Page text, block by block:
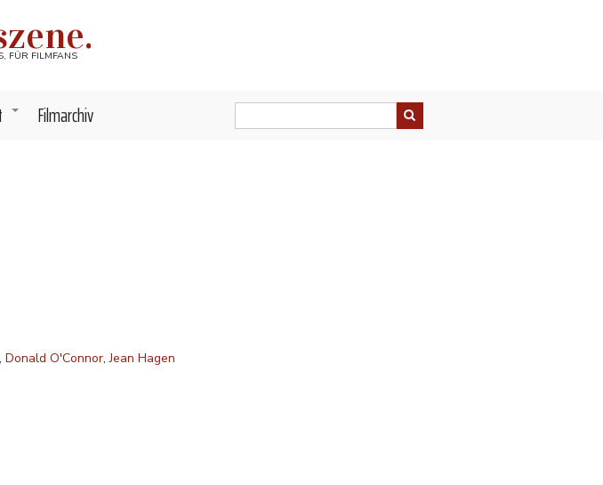
FÜR FILMFANS
+ Filmarchiv
Donald O'Connor Jean Hagen